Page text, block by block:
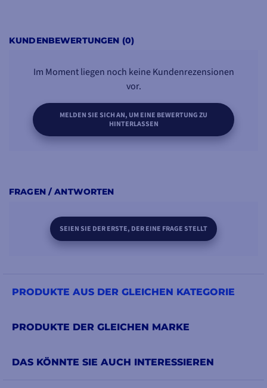
KUNDENBEWERTUNGEN (0)
Im Moment liegen noch keine Kundenrezensionen
vor.
MELDEN SIE SICH AN, UM EINE BEWERTUNG ZU
HINTERLASSEN
FRAGEN / ANTWORTEN
SEIEN SIE DER ERSTE, DER EINE FRAGE STELLT
PRODUKTE AUS DER GLEICHEN KATEGORIE
PRODUKTE DER GLEICHEN MARKE
DAS KÖNNTE SIE AUCH INTERESSIEREN